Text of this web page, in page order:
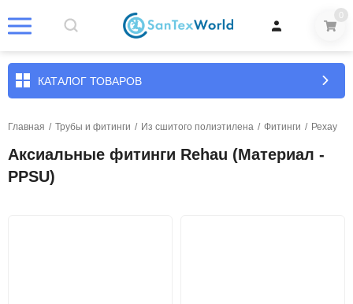
0
КАТАЛОГ ТОВАРОВ
Главная / Трубы и фитинги / Из сшитого полиэтилена / Фитинги / Рехау
Аксиальные фитинги Rehau (Материал -
PPSU)